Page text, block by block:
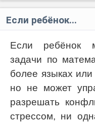
Если ребёнок...
Если ребёнок
задачи по
более языках
но не может
разрешать
стрессом, ни